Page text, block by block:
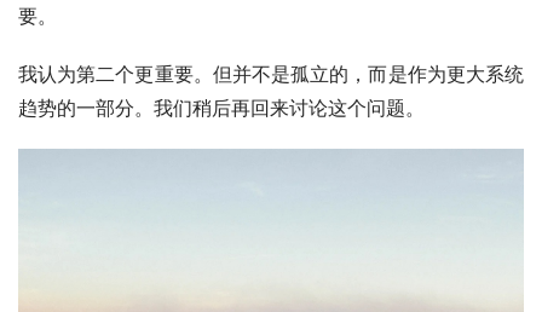
要。
我认为第二个更重要。但并不是孤立的，而是作为更大系统
趋势的一部分。我们稍后再回来讨论这个问题。